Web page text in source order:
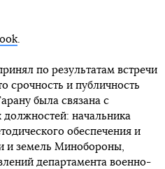
.
по результатам встречи
срочность и публичность
была связана с
начальника
обеспечения и
и земель Минобороны,
департамента военно-